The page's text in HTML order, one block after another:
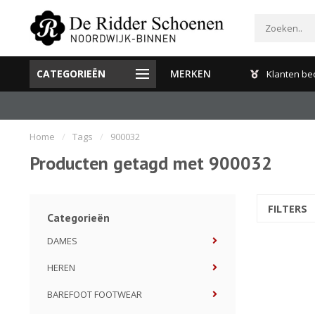
CATEGORIEËN MERKEN
Gratis verzenden en retour binnen Nederland Klanten
Home / Tags / 900032
Producten getagd met 900032
Categorieën
DAMES
HEREN
BAREFOOT FOOTWEAR
FILTERS